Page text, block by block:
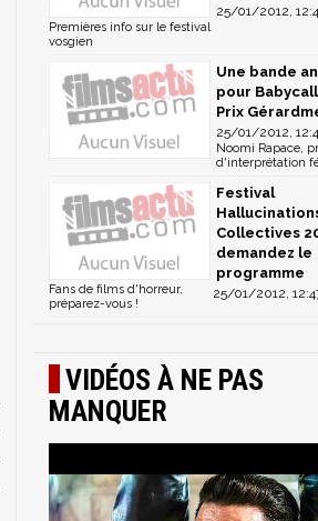
25/01/2012,
Premières info sur le festival
vosgien
Une bande
pour
Prix
25/01/2012,
Noomi Rapace,
d'interprétation
Festival
Collectives
demandez le
programme
25/01/2012,
Fans de films d'horreur,
préparez-vous !
VIDÉOS À NE PAS
MANQUER